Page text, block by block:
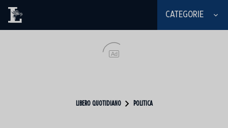
CATEGORIE
Ad
LIBERO QUOTIDIANO POLITICA